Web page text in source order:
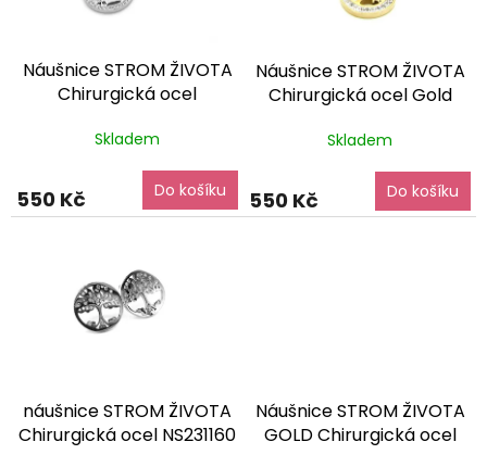
dNáušnice STROM ŽIVOTA
Chirurgická ocel
zdarma
Skladem
550 Kč Do košíku
Náušnice STROM ŽIVOTA
Chirurgická ocel Gold
zdarma
Skladem
550 Kč Do košíku
náušnice STROM ŽIVOTA
Chirurgická ocel NS231160
Náušnice STROM ŽIVOTA
GOLD Chirurgická ocel